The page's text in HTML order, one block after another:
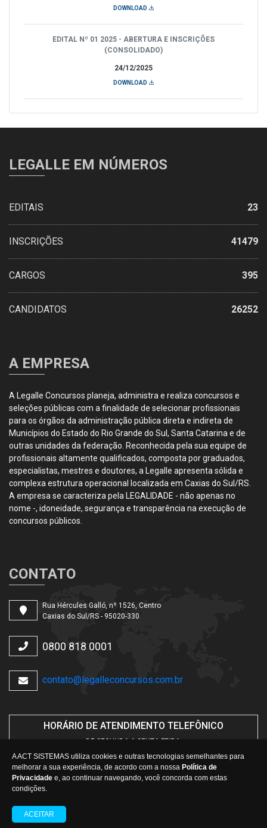
A ACT SISTEMAS utiliza cookies e outras tecnologias semelhantes para
melhorar a sua experiência, de acordo com a nossa Política de
Privacidade e, ao continuar navegando, você concorda com estas
condições.
ACEITAR
DOWNLOAD
24/12/2025
EDITAL Nº 01 2025 - ABERTURA E INSCRIÇÕES
(CONSOLIDADO)
DOWNLOAD
LEGALLE EM NÚMEROS
EDITAIS 23
INSCRIÇÕES 41479
CARGOS 395
CANDIDATOS 26252
A EMPRESA
A Legalle Concursos planeja, administra e realiza concursos e
seleções públicas com a finalidade de selecionar profissionais
para os órgãos da administração pública direta e indireta de
Municípios do Estado do Rio Grande do Sul, Santa Catarina e de
outras unidades da federação. Reconhecida pela sua equipe de
profissionais altamente qualificados, composta por graduados,
especialistas, mestres e doutores, a Legalle apresenta sólida e
complexa estrutura operacional localizada em Caxias do Sul/RS.
A empresa se caracteriza pela LEGALIDADE - não apenas no
nome -, idoneidade, segurança e transparência na execução de
concursos públicos.
CONTATO
Rua Hércules Galló, nº 1526, Centro
Caxias do Sul/RS - 95020-330
0800 818 0001
contato@legalleconcursos.com.br
HORÁRIO DE ATENDIMENTO TELEFÔNICO
DE SEGUNDA A SEXTA-FEIRA.
DAS08h30min 12h 14h30min
Copyright 2026 - Todos os direitos reservados.